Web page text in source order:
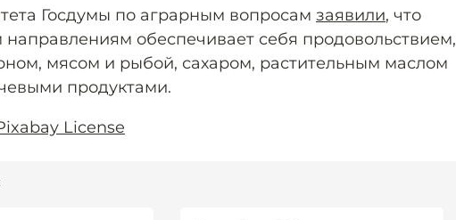
Госдумы по аграрным вопросам заявили, что
направлениям обеспечивает себя продовольствием,
мясом и рыбой, сахаром, растительным маслом
продуктами.
License